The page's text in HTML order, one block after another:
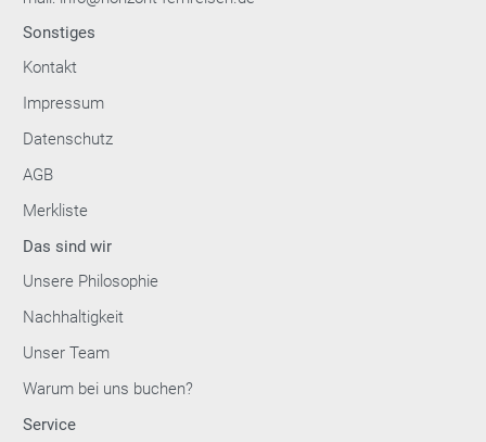
Sonstiges
Kontakt
Impressum
Datenschutz
AGB
Merkliste
Das sind wir
Unsere Philosophie
Nachhaltigkeit
Unser Team
Warum bei uns buchen?
Service